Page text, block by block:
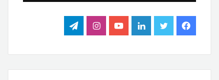
فیس
بوک
توییتر لینکدینیوتیوباینستاگرام
تلگرام